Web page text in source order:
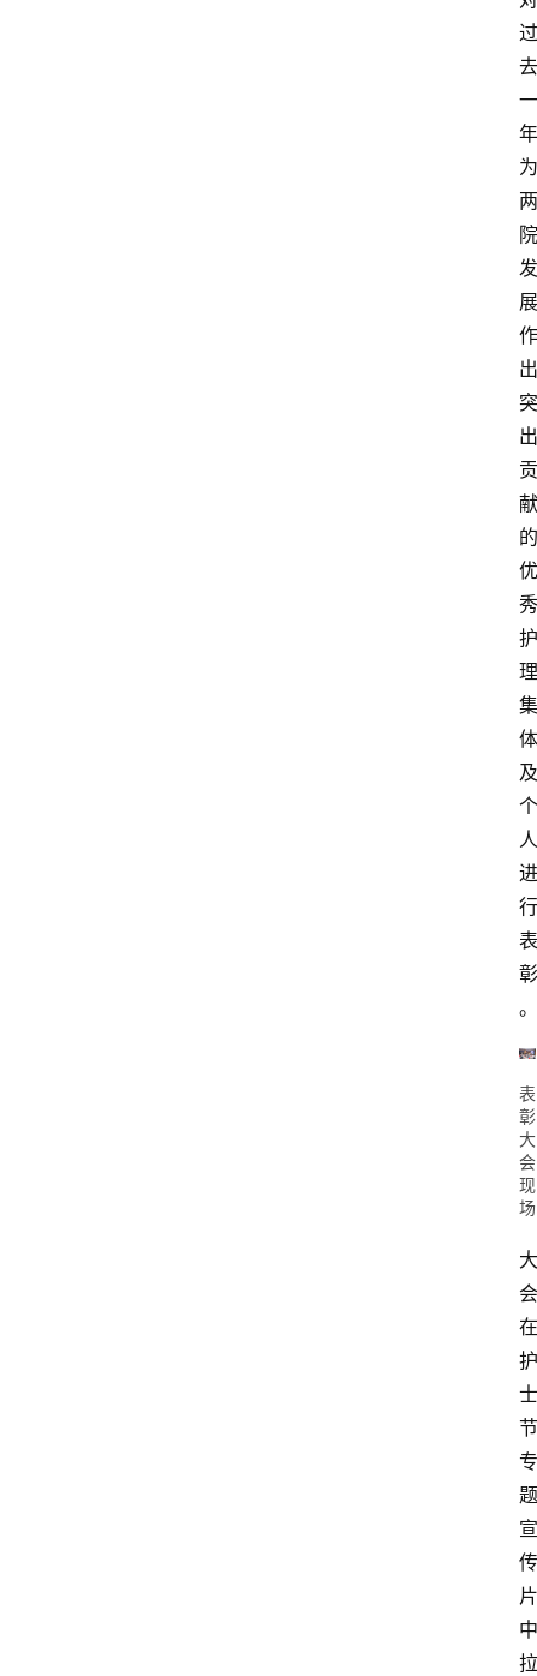
过
去
一
年
为
两
院
发
展
作
出
突
出
贡
献
的
优
秀
护
理
集
体
及
个
人
进
行
表
彰
。
表
彰
大
会
现
场
大
会
在
护
士
节
专
题
宣
传
片
中
拉